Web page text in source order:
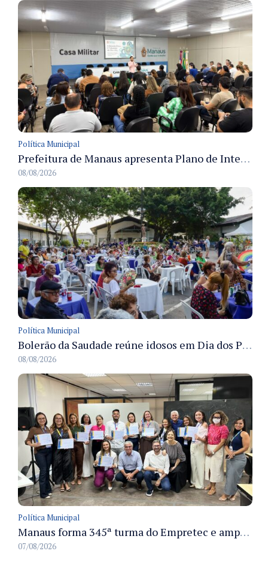
Política Municipal
Prefeitura de Manaus apresenta Plano de Integridade da CGM e qualifica servidores para governança e conformidade no biênio 2027-2028
08/08/2026
Política Municipal
Bolerão da Saudade reúne idosos em Dia dos Pais promovido pela Fundação Dr. Thomas em Manaus
08/08/2026
Política Municipal
Manaus forma 345ª turma do Empretec e amplia qualificação de empreendedores na cidade
07/08/2026